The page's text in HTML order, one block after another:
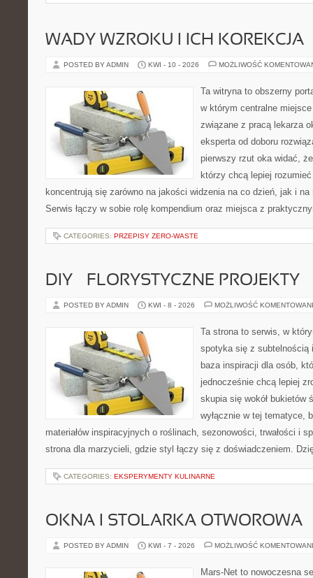
WADY WZROKU I ICH KOREKCJA
POSTED BY ADMIN KWI - 10 - 2026 MOŻLIWOŚĆ
Ta witryna to obszerny
w którym centralne
związane z pracą lekarza
eksperta od doboru
pierwszy rzut oka widać,
którzy chcą lepiej
koncentrują się zarówno na jakości widzenia na co dzień, jak i na
Serwis łączy w sobie rolę kompendium oraz miejsca z
CATEGORIES: PRZEPISY ZERO-WASTE
DIY – FLORYSTYCZNE PROJEKTY
POSTED BY ADMIN KWI - 8 - 2026 MOŻLIWOŚĆ
Ta strona to serwis, w
spotyka się z subtelnością
baza inspiracji dla osób,
jednocześnie chcą lepiej
skupia się wokół bukietów
wyłącznie w tej tematyce,
materiałów inspiracyjnych o roślinach, sezonowości, trwałości i
strona dla marzycieli, gdzie styl łączy się z doświadczeniem.
CATEGORIES: EKSPERYMENTY KULINARNE
OKNA I STOLARKA OTWOROWA
POSTED BY ADMIN KWI - 7 - 2026 MOŻLIWOŚĆ
Mars-Net to nowoczesna